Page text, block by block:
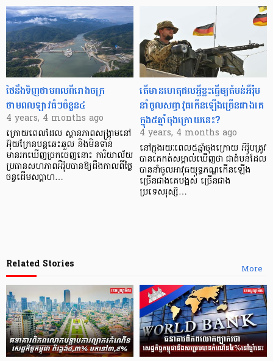
ថៃនឹងទិញថាមពលពីរោងចក្រ
ថាមពលឡាវធំៗចំនួន៤
4 years, 4 months ago
ក្រោយពេលដែល ស្ថានភាពសង្គ្រាមនៅ
អ៊ុយក្រែនបន្ដឆេះឆួល និងមិនទាន់
មានរកឃើញច្រកចេញនោះ ការិយាល័យ
ប្រធានសហភាពអឺរ៉ុបបានឱ្យដឹងកាលពីថ្ងៃ
ចន្ទដើមសប្ដាហ…
តើមានហេតុផលអី្វខ្លះធ្វើឲ្យតំបន់អឺរ៉ុប
នាំចូលសព្វាវុធកើនឡើងច្រើនជាងគេ
ក្នុង៥ឆ្នាំចុងក្រោយនេះ?
4 years, 4 months ago
នៅក្នុងរយៈពេល៥ឆ្នាំចុងក្រោយ អឺរ៉ុបត្រូវ
បានគេកត់សម្គាល់ឃើញថា ជាតំបន់ដែល
បាននាំចូលអាវុធយុទ្ធភណ្ឌកើនឡើង
ច្រើនជាងគេបង្អស់ ច្រើនជាង
ប្រទេសរុស្ស៊…
More
Related Stories